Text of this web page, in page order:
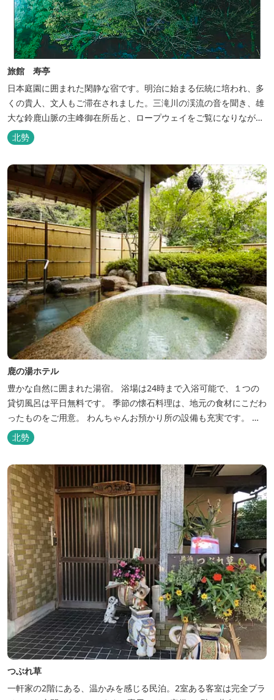
旅館 寿亭
日本庭園に囲まれた閑静な宿です。明治に始まる伝統に培われ、多
くの貴人、文人もご滞在されました。三滝川の渓流の音を聞き、雄
大な鈴鹿山脈の主峰御在所岳と、ロープウェイをご覧になりながら
お入りいただく露天風呂は気持ちがいいです。 また、庭園にある昭
和初期の離れの客間を改装した貸切風呂（６タイプ）はレトロクラ
屋食の為、お子様連れやカッ...
北勢
鹿の湯ホテル
豊かな自然に囲まれた湯宿。 浴場は24時まで入浴可能で、１つの
貸切風呂は平日無料です。 季節の懐石料理は、地元の食材にこだわ
ったものをご用意。 わんちゃんお預かり所の設備も充実です。 女
将手作りのお酢とカモシカソフトが人気です。 お食事処と大浴場の
脱衣所に最新の高機能換気設備を導入いたしました。
北勢
つぶれ草
一軒家の2階にある、温かみを感じる民泊。2室ある客室は完全プラ